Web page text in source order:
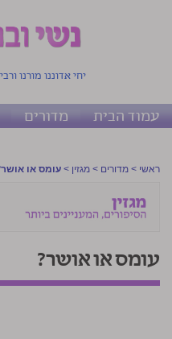
יחי אדוננו מורנו
עמוד הבית מדורים
ראשי > מדורים > מגזין > עומס או
עומס או אושר?